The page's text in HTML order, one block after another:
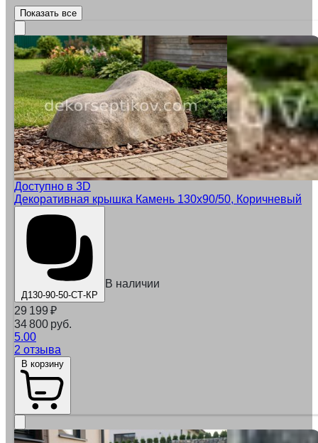
Показать все
Доступно в 3D
Декоративная крышка Камень 130х90/50, Коричневый
Д130-90-50-СТ-КР
В наличии
29 199 ₽
34 800 руб.
5.00
2 отзыва